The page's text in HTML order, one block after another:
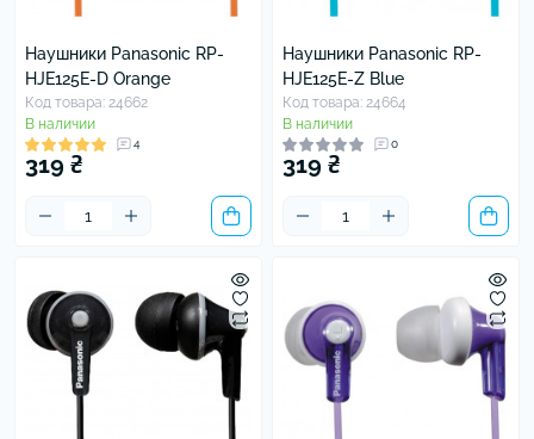
Наушники Panasonic RP-
HJE125E-D Orange
Код товара: 24662
В наличии
4
319 ₴
Наушники Panasonic RP-
HJE125E-Z Blue
Код товара: 24664
В наличии
0
319 ₴